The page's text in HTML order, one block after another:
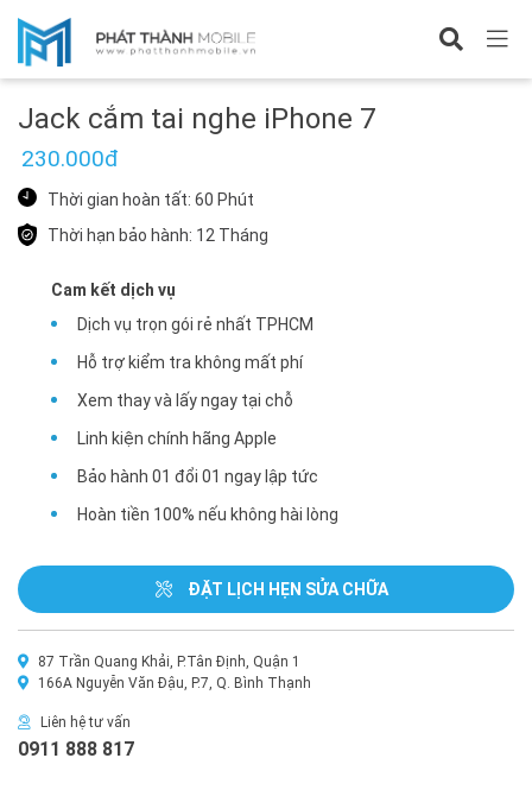
Sửa iPhone 7
Jack cắm tai nghe iPhone 7
230.000đ
Thời gian hoàn tất: 60 Phút
Thời hạn bảo hành: 12 Tháng
Cam kết dịch vụ
Dịch vụ trọn gói rẻ nhất TPHCM
Hỗ trợ kiểm tra không mất phí
Xem thay và lấy ngay tại chỗ
Linh kiện chính hãng Apple
Bảo hành 01 đổi 01 ngay lập tức
Hoàn tiền 100% nếu không hài lòng
ĐẶT LỊCH HẸN SỬA CHỮA
87 Trần Quang Khải, P.Tân Định, Quận 1
166A Nguyễn Văn Đậu, P.7, Q. Bình Thạnh
Liên hệ tư vấn
0911 888 817